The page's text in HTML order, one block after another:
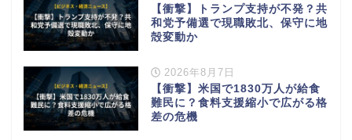
【衝撃】トランプ支持が不発？共
和党予備選で現職敗北、保守に地
殻変動か
2026年8月7日
【衝撃】米国で1830万人が給食
難民に？食料支援縮小で広がる格
差の危機